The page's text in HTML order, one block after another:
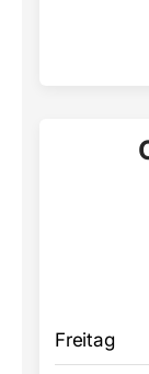
Freitag